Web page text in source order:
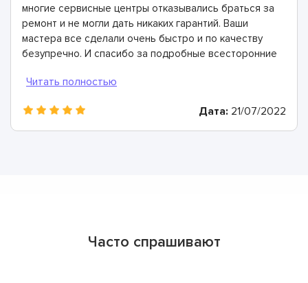
многие сервисные центры отказывались браться за
ремонт и не могли дать никаких гарантий. Ваши
мастера все сделали очень быстро и по качеству
безупречно. И спасибо за подробные всесторонние
Дата: 21/07/2022
Часто спрашивают